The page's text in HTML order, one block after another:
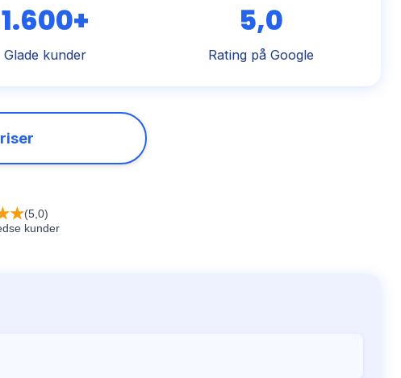
1.600+
Glade kunder
5,0
Rating på Google
★(5,0)
kunder